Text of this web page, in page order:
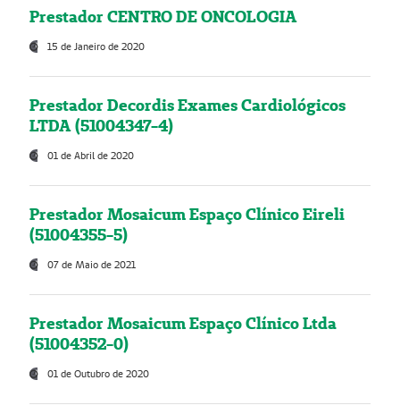
Prestador CENTRO DE ONCOLOGIA
15 de Janeiro de 2020
Prestador Decordis Exames Cardiológicos
LTDA (51004347-4)
01 de Abril de 2020
Prestador Mosaicum Espaço Clínico Eireli
(51004355-5)
07 de Maio de 2021
Prestador Mosaicum Espaço Clínico Ltda
(51004352-0)
01 de Outubro de 2020